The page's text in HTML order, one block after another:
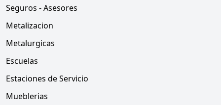
Seguros - Asesores
Metalizacion
Metalurgicas
Escuelas
Estaciones de Servicio
Mueblerias